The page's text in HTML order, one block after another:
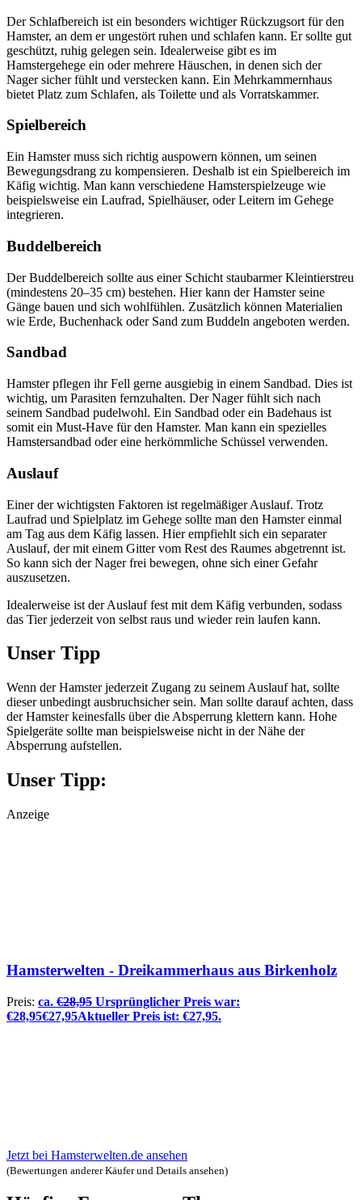
Der Schlafbereich ist ein besonders wichtiger Rückzugsort für den
Hamster, an dem er ungestört ruhen und schlafen kann. Er sollte gut
geschützt, ruhig gelegen sein. Idealerweise gibt es im
Hamstergehege ein oder mehrere Häuschen, in denen sich der
Nager sicher fühlt und verstecken kann. Ein Mehrkammernhaus
bietet Platz zum Schlafen, als Toilette und als Vorratskammer.
Spielbereich
Ein Hamster muss sich richtig auspowern können, um seinen
Bewegungsdrang zu kompensieren. Deshalb ist ein Spielbereich im
Käfig wichtig. Man kann verschiedene Hamsterspielzeuge wie
beispielsweise ein Laufrad, Spielhäuser, oder Leitern im Gehege
integrieren.
Buddelbereich
Der Buddelbereich sollte aus einer Schicht staubarmer Kleintierstreu
(mindestens 20–35 cm) bestehen. Hier kann der Hamster seine
Gänge bauen und sich wohlfühlen. Zusätzlich können Materialien
wie Erde, Buchenhack oder Sand zum Buddeln angeboten werden.
Sandbad
Hamster pflegen ihr Fell gerne ausgiebig in einem Sandbad. Dies ist
wichtig, um Parasiten fernzuhalten. Der Nager fühlt sich nach
seinem Sandbad pudelwohl. Ein Sandbad oder ein Badehaus ist
somit ein Must-Have für den Hamster. Man kann ein spezielles
Hamstersandbad oder eine herkömmliche Schüssel verwenden.
Auslauf
Einer der wichtigsten Faktoren ist regelmäßiger Auslauf. Trotz
Laufrad und Spielplatz im Gehege sollte man den Hamster einmal
am Tag aus dem Käfig lassen. Hier empfiehlt sich ein separater
Auslauf, der mit einem Gitter vom Rest des Raumes abgetrennt ist.
So kann sich der Nager frei bewegen, ohne sich einer Gefahr
auszusetzen.
Idealerweise ist der Auslauf fest mit dem Käfig verbunden, sodass
das Tier jederzeit von selbst raus und wieder rein laufen kann.
Unser Tipp
Wenn der Hamster jederzeit Zugang zu seinem Auslauf hat, sollte
dieser unbedingt ausbruchsicher sein. Man sollte darauf achten, dass
der Hamster keinesfalls über die Absperrung klettern kann. Hohe
Spielgeräte sollte man beispielsweise nicht in der Nähe der
Absperrung aufstellen.
Unser Tipp:
Anzeige
Hamsterwelten - Dreikammerhaus aus Birkenholz
Preis: ca. €28,95 Ursprünglicher Preis war:
€28,95€27,95Aktueller Preis ist: €27,95.
Jetzt bei Hamsterwelten.de ansehen
(Bewertungen anderer Käufer und Details ansehen)